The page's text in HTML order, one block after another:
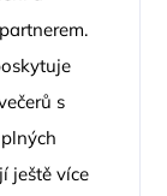
s
ještě více